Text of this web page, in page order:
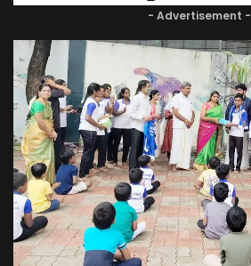
- Advertisement -